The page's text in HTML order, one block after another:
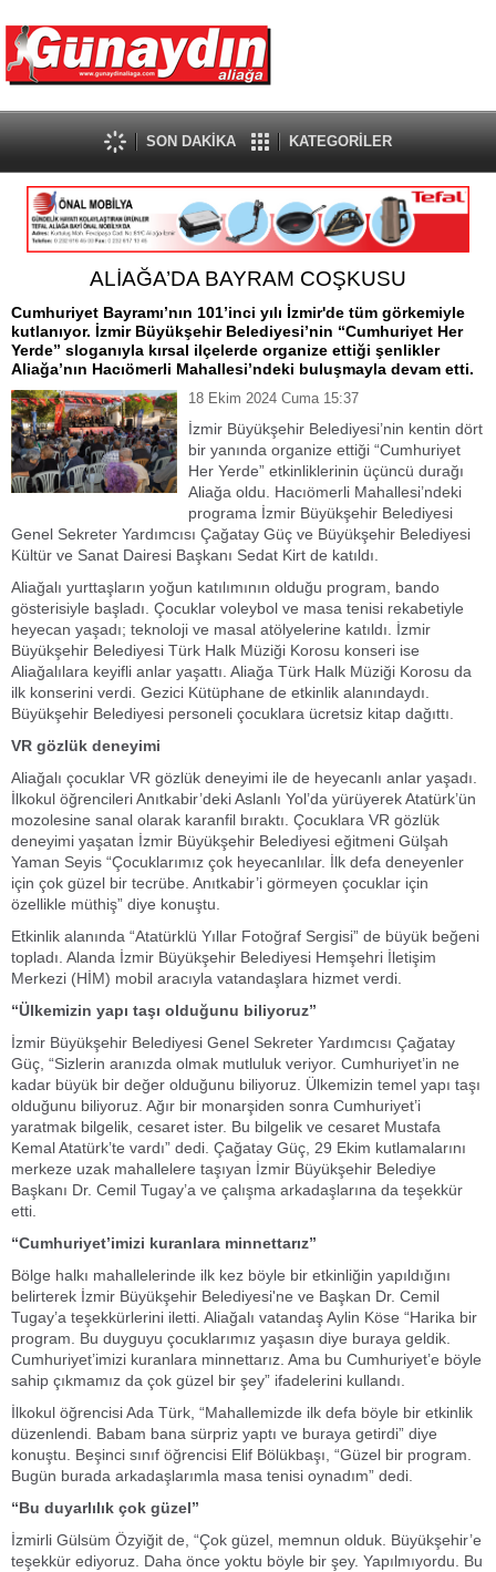
SON DAKİKA KATEGORİLER
ALİAĞA’DA BAYRAM COŞKUSU
Cumhuriyet Bayramı’nın 101’inci yılı İzmir'de tüm görkemiyle
kutlanıyor. İzmir Büyükşehir Belediyesi’nin “Cumhuriyet Her
Yerde” sloganıyla kırsal ilçelerde organize ettiği şenlikler
Aliağa’nın Hacıömerli Mahallesi’ndeki buluşmayla devam etti.
18 Ekim 2024 Cuma 15:37
İzmir Büyükşehir Belediyesi’nin kentin dört
bir yanında organize ettiği “Cumhuriyet
Her Yerde” etkinliklerinin üçüncü durağı
Aliağa oldu. Hacıömerli Mahallesi’ndeki
programa İzmir Büyükşehir Belediyesi
Genel Sekreter Yardımcısı Çağatay Güç ve Büyükşehir Belediyesi
Kültür ve Sanat Dairesi Başkanı Sedat Kirt de katıldı.
Aliağalı yurttaşların yoğun katılımının olduğu program, bando
gösterisiyle başladı. Çocuklar voleybol ve masa tenisi rekabetiyle
heyecan yaşadı; teknoloji ve masal atölyelerine katıldı. İzmir
Büyükşehir Belediyesi Türk Halk Müziği Korosu konseri ise
Aliağalılara keyifli anlar yaşattı. Aliağa Türk Halk Müziği Korosu da
ilk konserini verdi. Gezici Kütüphane de etkinlik alanındaydı.
Büyükşehir Belediyesi personeli çocuklara ücretsiz kitap dağıttı.
VR gözlük deneyimi
Aliağalı çocuklar VR gözlük deneyimi ile de heyecanlı anlar yaşadı.
İlkokul öğrencileri Anıtkabir’deki Aslanlı Yol’da yürüyerek Atatürk’ün
mozolesine sanal olarak karanfil bıraktı. Çocuklara VR gözlük
deneyimi yaşatan İzmir Büyükşehir Belediyesi eğitmeni Gülşah
Yaman Seyis “Çocuklarımız çok heyecanlılar. İlk defa deneyenler
için çok güzel bir tecrübe. Anıtkabir’i görmeyen çocuklar için
özellikle müthiş” diye konuştu.
Etkinlik alanında “Atatürklü Yıllar Fotoğraf Sergisi” de büyük beğeni
topladı. Alanda İzmir Büyükşehir Belediyesi Hemşehri İletişim
Merkezi (HİM) mobil aracıyla vatandaşlara hizmet verdi.
“Ülkemizin yapı taşı olduğunu biliyoruz”
İzmir Büyükşehir Belediyesi Genel Sekreter Yardımcısı Çağatay
Güç, “Sizlerin aranızda olmak mutluluk veriyor. Cumhuriyet’in ne
kadar büyük bir değer olduğunu biliyoruz. Ülkemizin temel yapı taşı
olduğunu biliyoruz. Ağır bir monarşiden sonra Cumhuriyet’i
yaratmak bilgelik, cesaret ister. Bu bilgelik ve cesaret Mustafa
Kemal Atatürk’te vardı” dedi. Çağatay Güç, 29 Ekim kutlamalarını
merkeze uzak mahallelere taşıyan İzmir Büyükşehir Belediye
Başkanı Dr. Cemil Tugay’a ve çalışma arkadaşlarına da teşekkür
etti.
“Cumhuriyet’imizi kuranlara minnettarız”
Bölge halkı mahallelerinde ilk kez böyle bir etkinliğin yapıldığını
belirterek İzmir Büyükşehir Belediyesi'ne ve Başkan Dr. Cemil
Tugay’a teşekkürlerini iletti. Aliağalı vatandaş Aylin Köse “Harika bir
program. Bu duyguyu çocuklarımız yaşasın diye buraya geldik.
Cumhuriyet’imizi kuranlara minnettarız. Ama bu Cumhuriyet’e böyle
sahip çıkmamız da çok güzel bir şey” ifadelerini kullandı.
İlkokul öğrencisi Ada Türk, “Mahallemizde ilk defa böyle bir etkinlik
düzenlendi. Babam bana sürpriz yaptı ve buraya getirdi” diye
konuştu. Beşinci sınıf öğrencisi Elif Bölükbaşı, “Güzel bir program.
Bugün burada arkadaşlarımla masa tenisi oynadım” dedi.
“Bu duyarlılık çok güzel”
İzmirli Gülsüm Özyiğit de, “Çok güzel, memnun olduk. Büyükşehir’e
teşekkür ediyoruz. Daha önce yoktu böyle bir şey. Yapılmıyordu. Bu